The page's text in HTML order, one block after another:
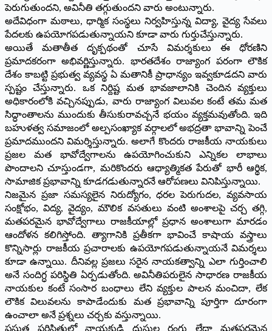
పెరుగుతుందని, అవినీతి తగ్గుతుందని వారు అంటున్నారు.
అదేవిధంగా మఠాలు, ధార్మిక సంస్థలు నిర్వహిస్తున్న విద్యా, వైద్య సేవలు
పేదలకు ఉపయోగపడుతున్నాయని కూడా వారు గుర్తుచేస్తున్నారు.
అయితే మతాతీత దృక్పథంతో చూసే విమర్శకులు ఈ ధోరణిని
ప్రమాదకరంగా అభివర్ణిస్తున్నారు. భారతదేశం రాజ్యాంగ పరంగా లౌకిక
దేశం కాబట్టి ప్రభుత్వ వ్యవస్థ ఏ మతానికీ ప్రాధాన్యం ఇవ్వకూడదని వారు
స్పష్టం చేస్తున్నారు. ఒక నిర్దిష్ట మత భావజాలానికి చెందిన వ్యక్తులు
అధికారంలోకి వచ్చినప్పుడు, వారు రాజ్యాంగ విలువల కంటే తమ మత
సిద్ధాంతాలను ముందుకు తీసుకురావచ్చనే భయం వ్యక్తమవుతోంది. ఇది
బహుళత్వ సమాజంలో అల్పసంఖ్యాక వర్గాలలో అభద్రతా భావాన్ని పెంచే
ప్రమాదముందని విమర్శిస్తున్నారు. అలాగే కొందరు రాజకీయ నాయకులు
ప్రజల మత భావోద్వేగాలను ఉపయోగించుకుని ఎన్నికల లాభాలు
పొందాలని చూస్తుండగా, మరికొందరు ఆధ్యాత్మికత పేరుతో భారీ ఆర్థిక,
సామాజిక ప్రభావాన్ని కూడగడుతున్నారనే ఆరోపణలు వినిపిస్తున్నాయి.
నిజమైన ప్రజా సమస్యలైన నిరుద్యోగం, ధరల పెరుగుదల, వ్యవసాయ
సంక్షోభం, విద్య, వైద్యం, మౌలిక వసతులు వంటి అంశాలపై చర్చ తగ్గి,
మతపరమైన భావోద్వేగాలు రాజకీయాల్లో ప్రధాన అంశాలుగా మారడం
ఆందోళన కలిగిస్తోంది. త్యాగానికి ప్రతీకగా భావించే కాషాయ వస్త్రాలు
కొన్నిసార్లు రాజకీయ ప్రచారాలకు ఉపయోగపడుతున్నాయనే విమర్శలు
కూడా ఉన్నాయి. దీనివల్ల ప్రజలు సరైన నాయకత్వాన్ని ఎలా గుర్తించాలి
అనే సందిగ్ధ పరిస్థితి ఏర్పడుతోంది. అవినీతిపరులైన సాధారణ రాజకీయ
నాయకుల కంటే సంసార బంధాలు లేని వ్యక్తుల పాలన మంచిదా, లేక
లౌకిక విలువలను కాపాడేందుకు మత ప్రభావాన్ని పూర్తిగా దూరంగా
ఉంచాలా అనే ప్రశ్నలు చర్చకు వస్తున్నాయి.
ప్రస్తుత పరిస్థితుల్లో నాయకుడి దుస్తుల రంగు లేదా మతపరమైన